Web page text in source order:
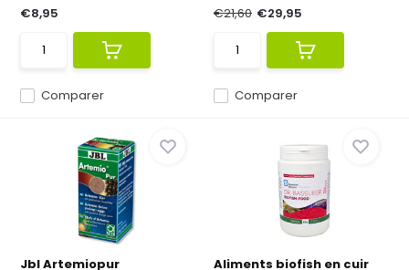
Comparer
€8,95
Comparer
€21,60 €29,95
Jbl Artemiopur
Aliments biofish en cuir